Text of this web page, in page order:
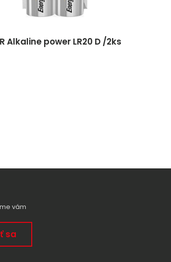
Alkaline power LR20 D /2ks
vám